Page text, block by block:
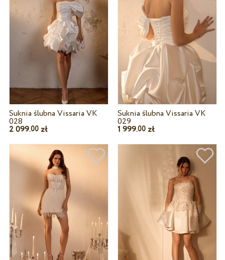
Suknia ślubna Vissaria VK
028
2 099.00zł
Suknia ślubna Vissaria VK
029
1 999.00 zł